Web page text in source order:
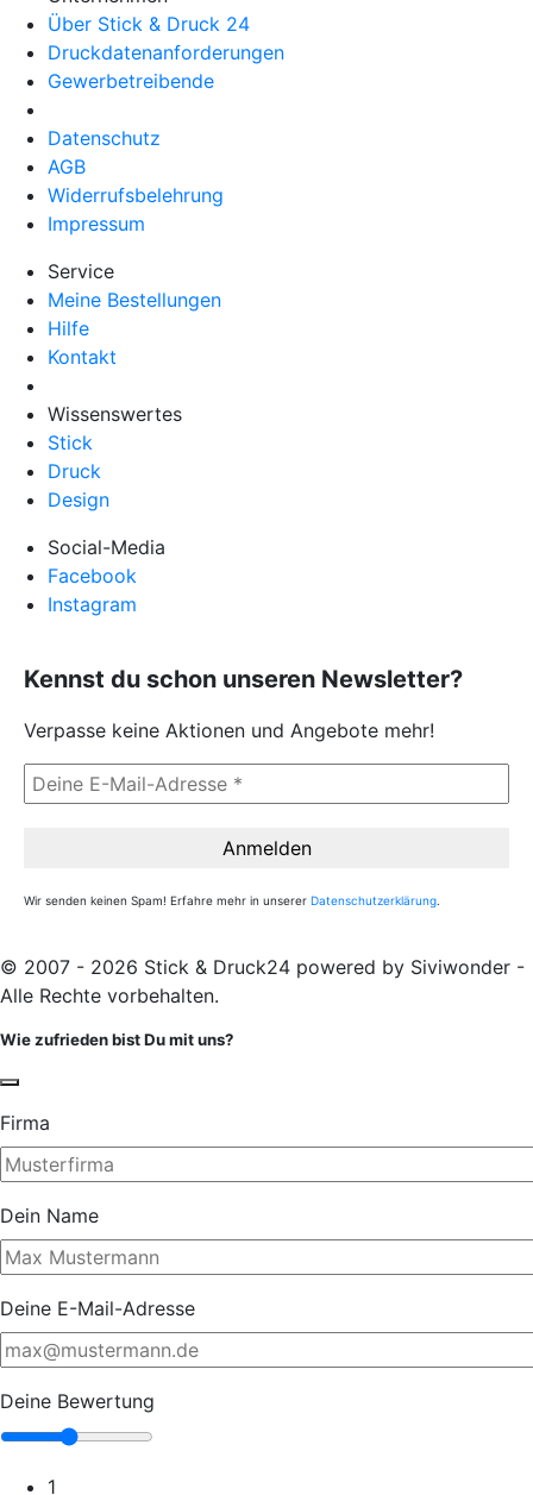
Über Stick & Druck 24
Druckdatenanforderungen
Gewerbetreibende
Datenschutz
AGB
Widerrufsbelehrung
Impressum
Service
Meine Bestellungen
Hilfe
Kontakt
Wissenswertes
Stick
Druck
Design
Social-Media
Facebook
Instagram
Kennst du schon unseren Newsletter?
Verpasse keine Aktionen und Angebote mehr!
Wir senden keinen Spam! Erfahre mehr in unserer Datenschutzerklärung.
© 2007 - 2026 Stick & Druck24 powered by Siviwonder -
Alle Rechte vorbehalten.
Wie zufrieden bist Du mit uns?
Firma
Dein Name
Deine E-Mail-Adresse
Deine Bewertung
1